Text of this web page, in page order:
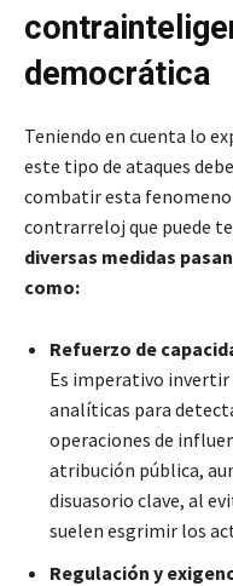
democrática
Teniendo en cuenta lo
este tipo de ataques
combatir esta
contrarreloj que puede
diversas medidas
como:
Refuerzo de
Es imperativo invertir
analíticas para
operaciones de
atribución pública,
disuasorio clave, al
suelen esgrimir los
Regulación y